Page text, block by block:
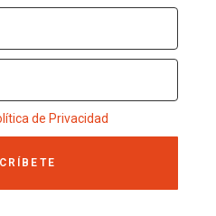
de Privacidad